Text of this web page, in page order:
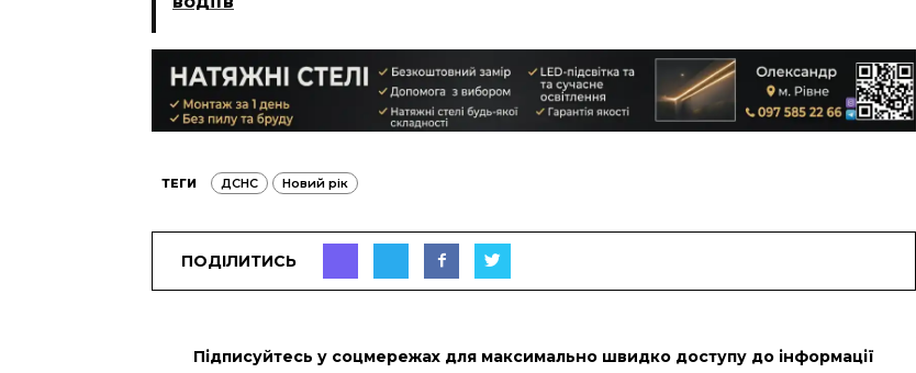
ТЕГИ ДСНС Новий рік
ПОДІЛИТИСЬ
Підписуйтесь у соцмережах для максимально швидко доступу до інформації